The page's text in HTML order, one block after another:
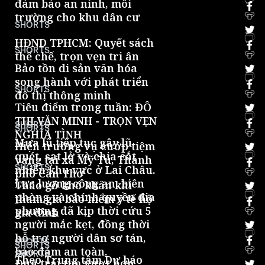
đảm bảo an ninh, môi
trường cho khu dân cư
0
SHORTS
HĐND TPHCM: Quyết sách
thể chế, trọn vẹn tri ân
0
SHORTS
Bảo tồn di sản văn hóa
song hành với phát triển
đô thị thông minh
0
SHORTS
Tiêu điểm trong tuần: ĐÔ
THỊ VĂN MINH - TRỌN VẸN
NGHĨA TÌNH
0
SHORTS
Hiện trường vụ cướp tiệm
vàng tại xã Mỹ Tú, Thành
phố Cần Thơ
0
SHORTS
Tháo gỡ khó khăn khi
tham gia bảo hiểm y tế hộ
gia đình
0
SHORTS
Mưa lũ tiếp tục gây lũ
quét, sạt lở và chia cắt
nhiều khu vực ở Lai Châu.
Lực lượng công an, biên
phòng và chính quyền địa
phương đã kịp thời cứu 5
người mắc kẹt, đồng thời
hỗ trợ người dân sơ tán,
bảo đảm an toàn.
0
SHORTS
SHORTS
Theo Trung tâm Dự báo
SHORTS